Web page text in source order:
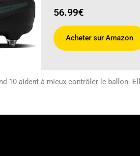
56.99€
Acheter sur Amazon
10 aident à mieux contrôler le ballon.